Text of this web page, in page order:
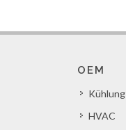
OEM
Kühlung
HVAC